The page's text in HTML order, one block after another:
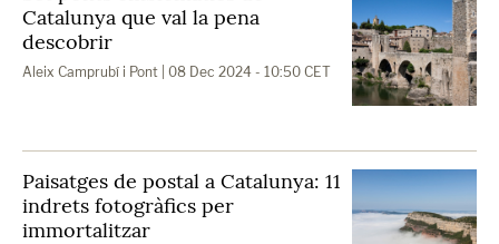
Catalunya que val la pena
descobrir
Aleix Camprubí i Pont | 08 Dec 2024 - 10:50 CET
Paisatges de postal a Catalunya: 11
indrets fotogràfics per
immortalitzar